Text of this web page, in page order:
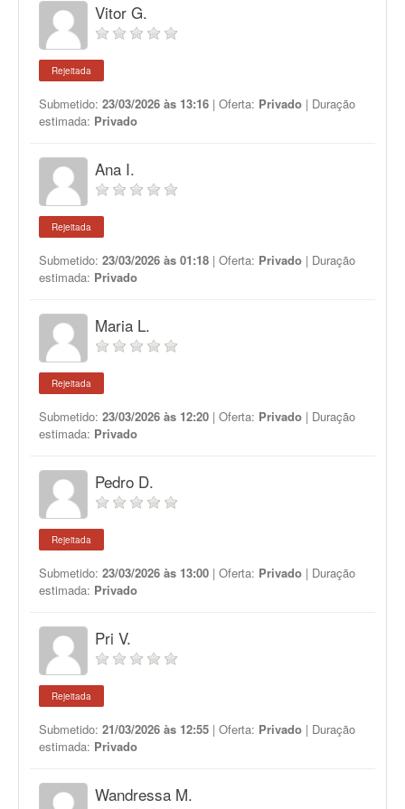
Vitor G.
Rejeitada
Submetido: 23/03/2026 às 13:16 | Oferta: Privado | Duração
estimada: Privado
Ana I.
Rejeitada
Submetido: 23/03/2026 às 01:18 | Oferta: Privado | Duração
estimada: Privado
Maria L.
Rejeitada
Submetido: 23/03/2026 às 12:20 | Oferta: Privado | Duração
estimada: Privado
Pedro D.
Rejeitada
Submetido: 23/03/2026 às 13:00 | Oferta: Privado | Duração
estimada: Privado
Pri V.
Rejeitada
Submetido: 21/03/2026 às 12:55 | Oferta: Privado | Duração
estimada: Privado
Wandressa M.